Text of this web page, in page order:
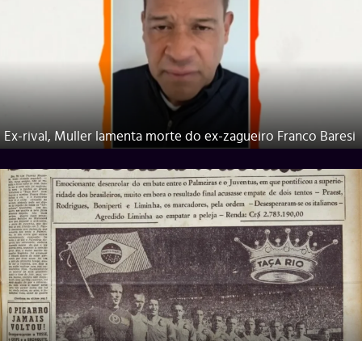
Ex-rival, Muller lamenta morte do ex-zagueiro Franco Baresi